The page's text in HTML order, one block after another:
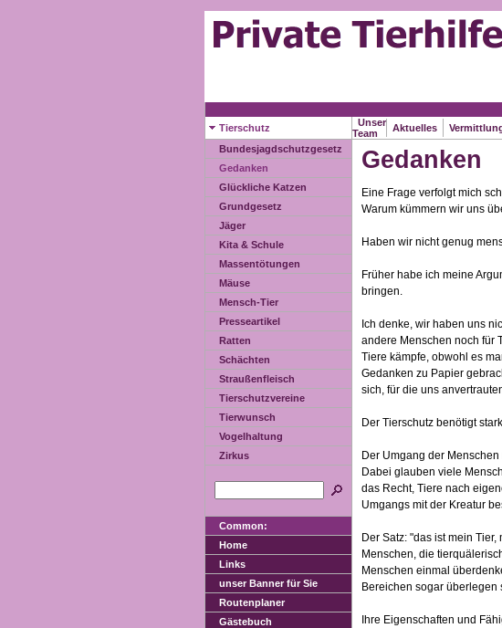
Tierschutz
Unser
Team
Aktuelles
Bundesjagdschutzgesetz
Gedanken
Glückliche Katzen
Grundgesetz
Jäger
Kita & Schule
Massentötungen
Mäuse
Mensch-Tier
Presseartikel
Ratten
Schächten
Straußenfleisch
Tierschutzvereine
Tierwunsch
Vogelhaltung
Zirkus
Common:
Home
Links
unser Banner für Sie
Routenplaner
Gästebuch
Gedanken
Eine Frage verfolgt mich
Warum kümmern wir uns
Haben wir nicht genug
Früher habe ich meine
bringen.
Ich denke, wir haben uns
andere Menschen noch für
Tiere kämpfe, obwohl es
Gedanken zu Papier
sich, für die uns
Der Tierschutz benötigt
Der Umgang der
Dabei glauben viele
das Recht, Tiere nach
Umgangs mit der Kreatur
Der Satz: "das ist mein
Menschen, die
Menschen einmal
Bereichen sogar überlegen
Ihre Eigenschaften und